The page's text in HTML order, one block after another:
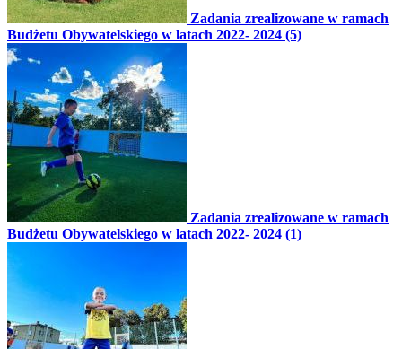
Zadania zrealizowane w ramach
Budżetu Obywatelskiego w latach 2022- 2024 (5)
Zadania zrealizowane w ramach
Budżetu Obywatelskiego w latach 2022- 2024 (1)